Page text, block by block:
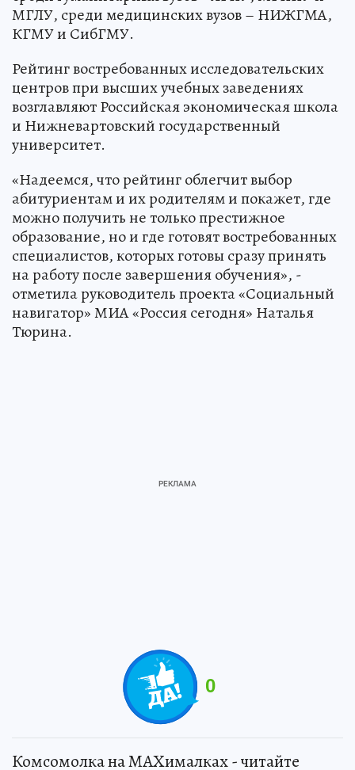
МГЛУ, среди медицинских вузов – НИЖГМА,
КГМУ и СибГМУ.
Рейтинг востребованных исследовательских
центров при высших учебных заведениях
возглавляют Российская экономическая школа
и Нижневартовский государственный
университет.
«Надеемся, что рейтинг облегчит выбор
абитуриентам и их родителям и покажет, где
можно получить не только престижное
образование, но и где готовят востребованных
специалистов, которых готовы сразу принять
на работу после завершения обучения», -
отметила руководитель проекта «Социальный
навигатор» МИА «Россия сегодня» Наталья
Тюрина.
0
Комсомолка на MAXималках - читайте